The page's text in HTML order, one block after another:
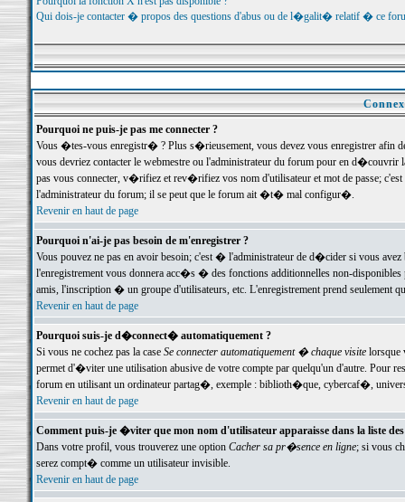
Qui dois-je contacter � propos des questions d'abus ou de l�galit� relatif � ce
Pourquoi ne puis-je pas me connecter ?
Vous �tes-vous enregistr� ? Plus s�rieusement, vous devez vous enregistrer
vous devriez contacter le webmestre ou l'administrateur du forum pour en
pas vous connecter, v�rifiez et rev�rifiez vos nom d'utilisateur et mot de passe;
l'administrateur du forum; il se peut que le forum ait �t� mal configur�.
Revenir en haut de page
Pourquoi n'ai-je pas besoin de m'enregistrer ?
Vous pouvez ne pas en avoir besoin; c'est � l'administrateur de d�cider si vous
l'enregistrement vous donnera acc�s � des fonctions additionnelles non-
amis, l'inscription � un groupe d'utilisateurs, etc. L'enregistrement prend seulement
Revenir en haut de page
Pourquoi suis-je d�connect� automatiquement ?
Si vous ne cochez pas la case Se connecter automatiquement � chaque visitelorsque
permet d'�viter une utilisation abusive de votre compte par quelqu'un d'autre. Pour
forum en utilisant un ordinateur partag�, exemple : biblioth�que, cybercaf�,
Revenir en haut de page
Comment puis-je �viter que mon nom d'utilisateur apparaisse dans la liste
Dans votre profil, vous trouverez une option Cacher sa pr�sence en ligne; si vous
serez compt� comme un utilisateur invisible.
Revenir en haut de page